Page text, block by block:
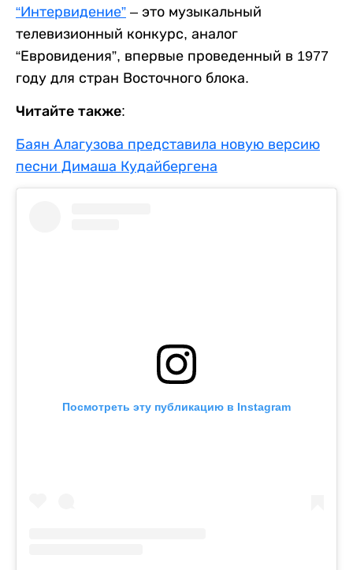
“Интервидение” – это музыкальный
телевизионный конкурс, аналог
“Евровидения”, впервые проведенный в 1977
году для стран Восточного блока.
Читайте также:
Баян Алагузова представила новую версию
песни Димаша Кудайбергена
Посмотреть эту публикацию в Instagram